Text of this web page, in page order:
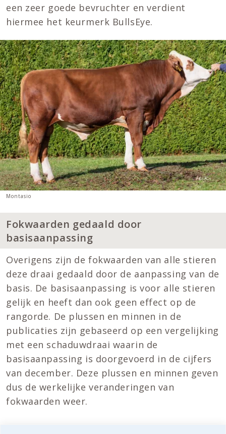
een zeer goede bevruchter en verdient
hiermee het keurmerk BullsEye.
Montasio
Fokwaarden gedaald door
basisaanpassing
Overigens zijn de fokwaarden van alle stieren
deze draai gedaald door de aanpassing van de
basis. De basisaanpassing is voor alle stieren
gelijk en heeft dan ook geen effect op de
rangorde. De plussen en minnen in de
publicaties zijn gebaseerd op een vergelijking
met een schaduwdraai waarin de
basisaanpassing is doorgevoerd in de cijfers
van december. Deze plussen en minnen geven
dus de werkelijke veranderingen van
fokwaarden weer.